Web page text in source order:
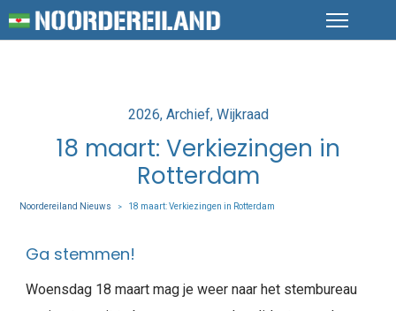
Posted
2026 Archief Wijkraad
18 maart: Verkiezingen in
Rotterdam
Noordereiland Nieuws > 18 maart: Verkiezingen in Rotterdam
Ga stemmen!
Woensdag 18 maart mag je weer naar het stembureau